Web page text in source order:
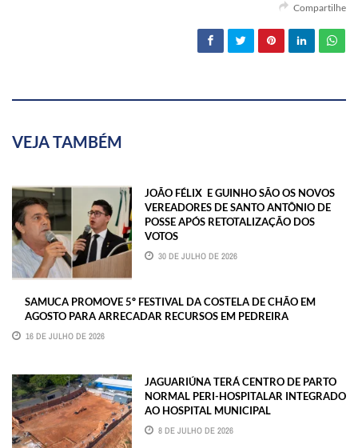
Compartilhe
VEJA TAMBÉM
JOÃO FÉLIX E GUINHO SÃO OS NOVOS
VEREADORES DE SANTO ANTÔNIO DE
POSSE APÓS RETOTALIZAÇÃO DOS
VOTOS
30 DE JULHO DE 2026
SAMUCA PROMOVE 5º FESTIVAL DA COSTELA DE CHÃO EM
AGOSTO PARA ARRECADAR RECURSOS EM PEDREIRA
16 DE JULHO DE 2026
JAGUARIÚNA TERÁ CENTRO DE PARTO
NORMAL PERI-HOSPITALAR INTEGRADO
AO HOSPITAL MUNICIPAL
8 DE JULHO DE 2026